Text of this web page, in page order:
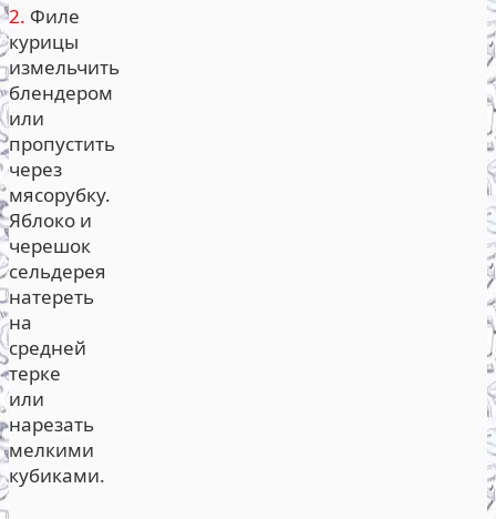
2. Филе
курицы
измельчить
блендером
или
пропустить
через
мясорубку.
Яблоко и
черешок
сельдерея
натереть
на
средней
терке
или
нарезать
мелкими
кубиками.